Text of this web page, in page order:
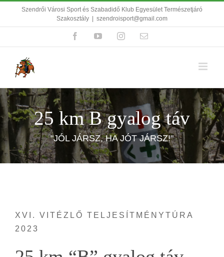
KihagyásSzendrői Városi Sport és Szabadidő Klub Egyesület Természetjáró
Szakosztály
szendroisport@gmail.com
FacebookYouTubeInstagramEmail:
25 km B gyalog táv
"JÓL JÁRSZ, HA JÓT JÁRSZ!"
XVI. VITÉZLŐ TELJESÍTMÉNYTÚRA
2023